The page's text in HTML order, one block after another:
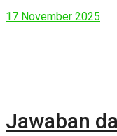
17 November 2025
Jawaban